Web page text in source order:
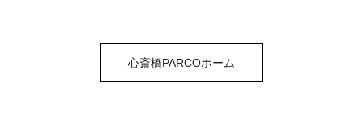
心斎橋PARCOホーム